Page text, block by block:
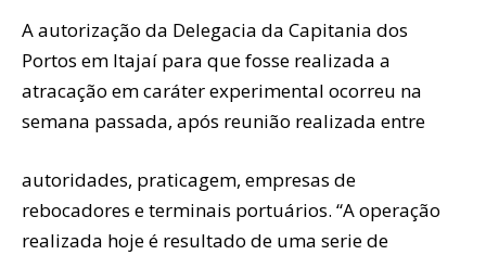
A autorização da Delegacia da Capitania dos
Portos em Itajaí para que fosse realizada a
atracação em caráter experimental ocorreu na
semana passada, após reunião realizada entre
autoridades, praticagem, empresas de
rebocadores e terminais portuários. “A operação
realizada hoje é resultado de uma serie de